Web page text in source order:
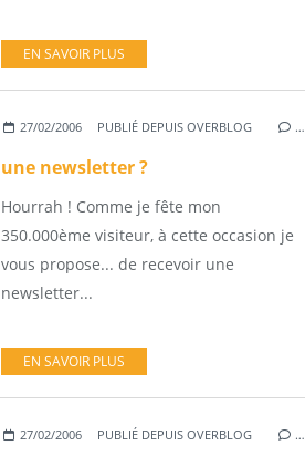
EN SAVOIR PLUS
27/02/2006 PUBLIÉ DEPUIS OVERBLOG …
une newsletter ?
Hourrah ! Comme je fête mon
350.000ème visiteur, à cette occasion je
vous propose... de recevoir une
newsletter...
EN SAVOIR PLUS
27/02/2006 PUBLIÉ DEPUIS OVERBLOG …